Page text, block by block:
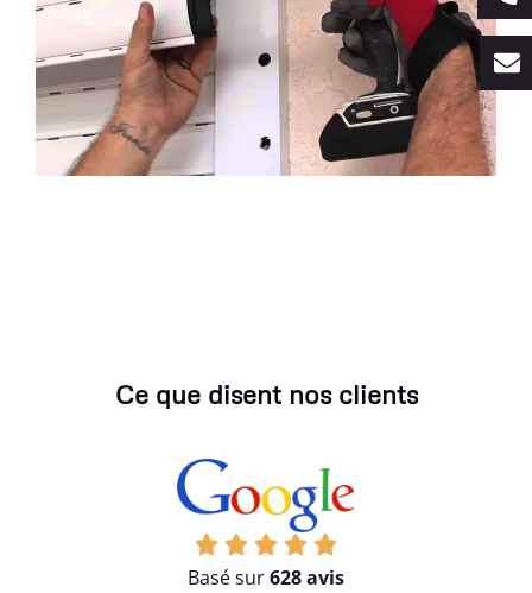
Ce que disent nos clients
Basé sur628 avis